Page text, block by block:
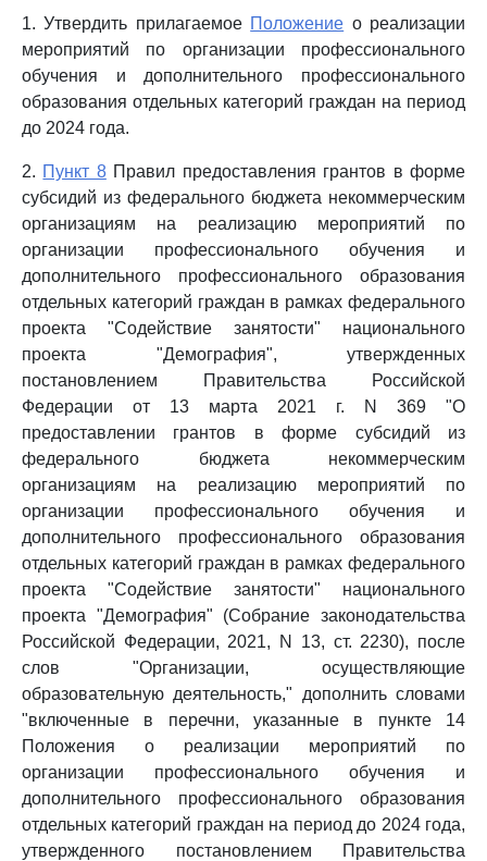
1. Утвердить прилагаемое Положение о реализации
мероприятий по организации профессионального
обучения и дополнительного профессионального
образования отдельных категорий граждан на период
до 2024 года.
2. Пункт 8Правил предоставления грантов в форме
субсидий из федерального бюджета некоммерческим
организациям на реализацию мероприятий по
организации профессионального обучения и
дополнительного профессионального образования
отдельных категорий граждан в рамках федерального
проекта "Содействие занятости" национального
проекта "Демография", утвержденных
постановлением Правительства Российской
Федерации от 13 марта 2021 г. N 369 "О
предоставлении грантов в форме субсидий из
федерального бюджета некоммерческим
организациям на реализацию мероприятий по
организации профессионального обучения и
дополнительного профессионального образования
отдельных категорий граждан в рамках федерального
проекта "Содействие занятости" национального
проекта "Демография" (Собрание законодательства
Российской Федерации, 2021, N 13, ст. 2230), после
слов "Организации, осуществляющие
образовательную деятельность," дополнить словами
"включенные в перечни, указанные в пункте 14
Положения о реализации мероприятий по
организации профессионального обучения и
дополнительного профессионального образования
отдельных категорий граждан на период до 2024 года,
утвержденного постановлением Правительства